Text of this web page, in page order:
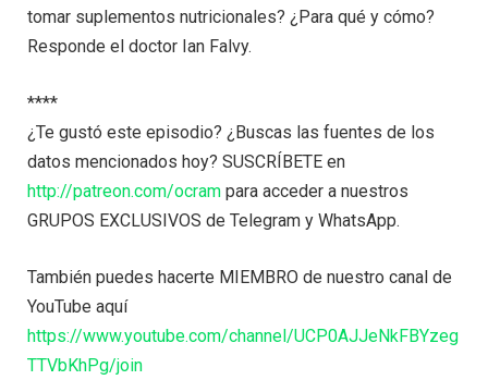
tomar suplementos nutricionales? ¿Para qué y cómo?
Responde el doctor Ian Falvy.
****
¿Te gustó este episodio? ¿Buscas las fuentes de los
datos mencionados hoy? SUSCRÍBETE en
http://patreon.com/ocram para acceder a nuestros
GRUPOS EXCLUSIVOS de Telegram y WhatsApp.
También puedes hacerte MIEMBRO de nuestro canal de
YouTube aquí
https://www.youtube.com/channel/UCP0AJJeNkFBYzeg
TTVbKhPg/join